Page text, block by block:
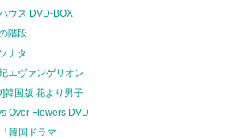
ウス DVD-BOX
階段
ナタ
エヴァンゲリオン
韓国版 花より男子
Over Flowers DVD-
韓国ドラマ」